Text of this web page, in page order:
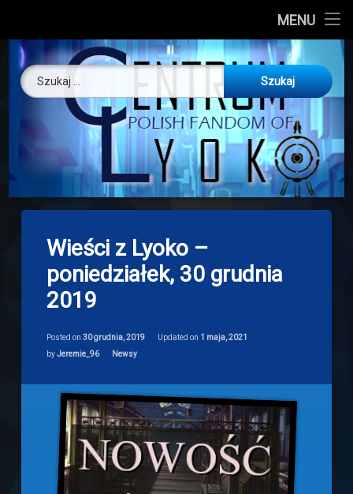
MENU
About us
O nas
Artykuły
Discord
Drogowskaz
Download
Skip
content
Centrum
Szukaj:
Wieści z Lyoko –
poniedziałek, 30 grudnia
2019
Posted on30 grudnia, 2019 Updated on 1 maja, 2021
byJeremie_96 Categories:
Newsy